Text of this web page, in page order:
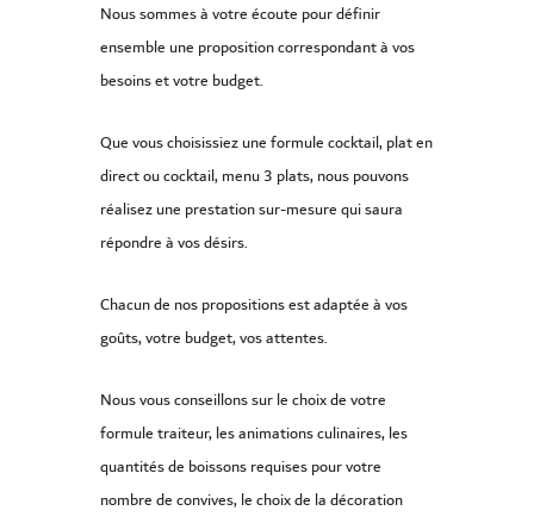
Nous sommes à votre écoute pour définir
ensemble une proposition correspondant à vos
besoins et votre budget.
Que vous choisissiez une formule cocktail, plat en
direct ou cocktail, menu 3 plats, nous pouvons
réalisez une prestation sur-mesure qui saura
répondre à vos désirs.
Chacun de nos propositions est adaptée à vos
goûts, votre budget, vos attentes.
Nous vous conseillons sur le choix de votre
formule traiteur, les animations culinaires, les
quantités de boissons requises pour votre
nombre de convives, le choix de la décoration